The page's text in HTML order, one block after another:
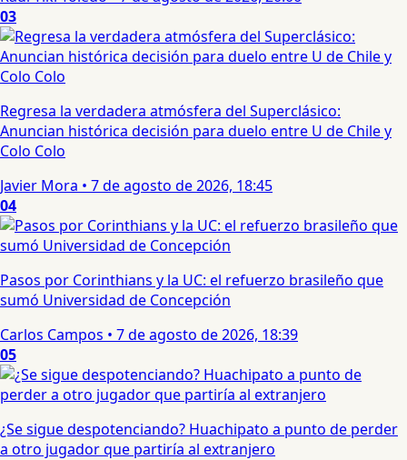
03
Regresa la verdadera atmósfera del Superclásico:
Anuncian histórica decisión para duelo entre U de Chile y
Colo Colo
Javier Mora • 7 de agosto de 2026, 18:45
04
Pasos por Corinthians y la UC: el refuerzo brasileño que
sumó Universidad de Concepción
Carlos Campos • 7 de agosto de 2026, 18:39
05
¿Se sigue despotenciando? Huachipato a punto de perder
a otro jugador que partiría al extranjero